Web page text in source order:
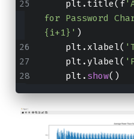
    plt.title(f
for Password
{i+1}' )
    plt.xlabel(
    plt.ylabel(
    plt.
show()